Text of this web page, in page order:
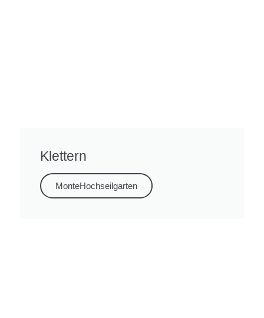
Klettern
MonteHochseilgarten